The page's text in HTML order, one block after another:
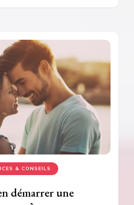
& CONSEILS
démarrer une